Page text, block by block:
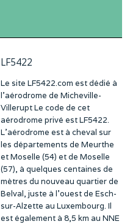
LF5422
Le site LF5422.com est dédié à
l’aérodrome de Micheville-
Villerupt Le code de cet
aérodrome privé est LF5422.
L’aérodrome est à cheval sur
les départements de Meurthe
et Moselle (54) et de Moselle
(57), à quelques centaines de
mètres du nouveau quartier de
Belval, juste à l’ouest de Esch-
sur-Alzette au Luxembourg. Il
est également à 8,5 km au NNE